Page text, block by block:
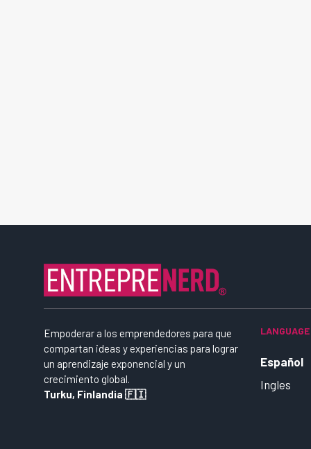
Empoderar a los emprendedores para que
compartan ideas y experiencias para lograr
un aprendizaje exponencial y un
crecimiento global.
Turku, Finlandia 🇫🇮
LANGUAGE
Español
Ingles